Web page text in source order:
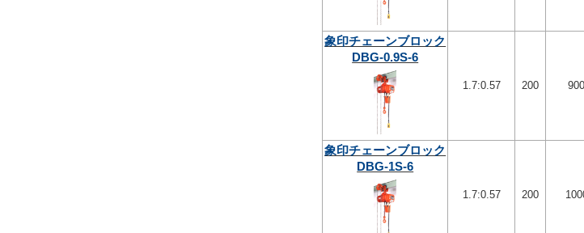
象印チェーンブロック
DBG-0.9S-6
1.7:0.57 200 900
象印チェーンブロック
DBG-1S-6
1.7:0.57 200